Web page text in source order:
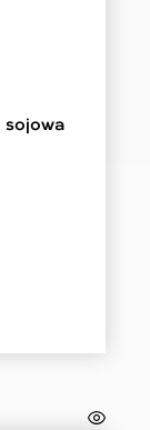
sojowa